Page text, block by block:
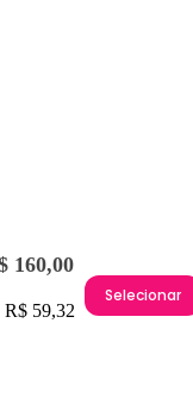
160,00
R$ 59,32
Selecionar